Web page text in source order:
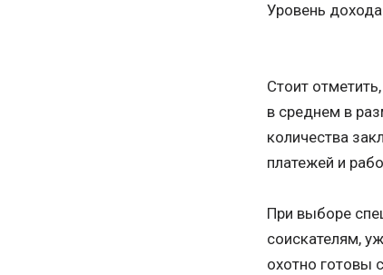
Уровень
Стоит
в среднем в
количества
платежей и
При выборе
соискателям,
охотно готовы